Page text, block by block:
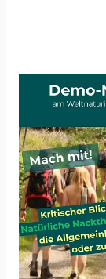
Manifestation
nudiste,
Freibourg
in
Breisgau,
le
dimanche
7
juin
2026